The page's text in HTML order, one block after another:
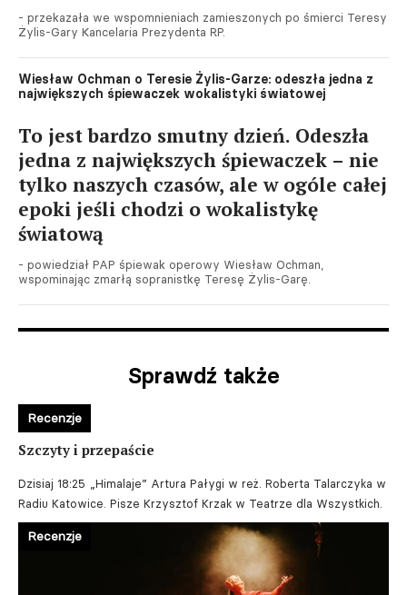
- przekazała we wspomnieniach zamieszonych po śmierci Teresy
Żylis-Gary Kancelaria Prezydenta RP.
Wiesław Ochman o Teresie Żylis-Garze: odeszła jedna z
największych śpiewaczek wokalistyki światowej
To jest bardzo smutny dzień. Odeszła
jedna z największych śpiewaczek – nie
tylko naszych czasów, ale w ogóle całej
epoki jeśli chodzi o wokalistykę
światową
- powiedział PAP śpiewak operowy Wiesław Ochman,
wspominając zmarłą sopranistkę Teresę Żylis-Garę.
Sprawdź także
Szczyty i przepaście
Dzisiaj 18:25 „Himalaje” Artura Pałygi w reż. Roberta Talarczyka w
Radiu Katowice. Pisze Krzysztof Krzak w Teatrze dla Wszystkich.
Recenzje
Recenzje